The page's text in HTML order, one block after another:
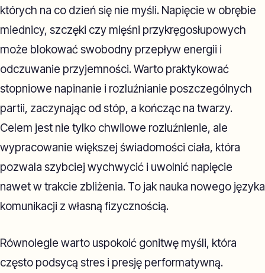
których na co dzień się nie myśli. Napięcie w obrębie
miednicy, szczęki czy mięśni przykręgosłupowych
może blokować swobodny przepływ energii i
odczuwanie przyjemności. Warto praktykować
stopniowe napinanie i rozluźnianie poszczególnych
partii, zaczynając od stóp, a kończąc na twarzy.
Celem jest nie tylko chwilowe rozluźnienie, ale
wypracowanie większej świadomości ciała, która
pozwala szybciej wychwycić i uwolnić napięcie
nawet w trakcie zbliżenia. To jak nauka nowego języka
komunikacji z własną fizycznością.
Równolegle warto uspokoić gonitwę myśli, która
często podsycą stres i presję performatywną.